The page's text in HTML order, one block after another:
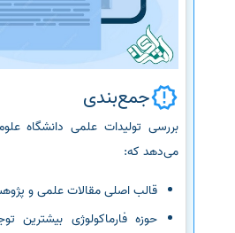
جمع‌بندی
بررسی تولیدات علمی دانشگاه
می‌دهد که:
قالب اصلی مقالات علمی و
حوزه فارماکولوژی بیشترین